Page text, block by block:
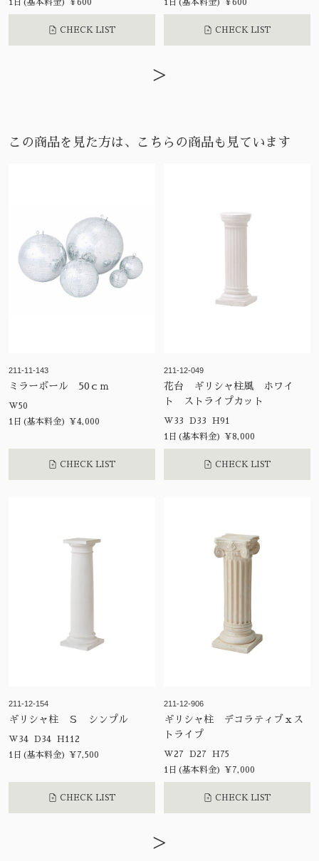
1日(基本料金) ¥600
CHECK LIST
1日(基本料金) ¥600
CHECK LIST
>
この商品を見た方は、こちらの商品も見ています
211-11-143
ミラーボール 50ｃｍ
W50
1日(基本料金) ¥4,000
CHECK LIST
211-12-049
花台 ギリシャ柱風 ホワイ
ト ストライプカット
W33 D33 H91
1日(基本料金) ¥8,000
CHECK LIST
211-12-154
ギリシャ柱 Ｓ シンプル
W34 D34 H112
1日(基本料金) ¥7,500
CHECK LIST
211-12-906
ギリシャ柱 デコラティブｘス
トライプ
W27 D27 H75
1日(基本料金) ¥7,000
CHECK LIST
>